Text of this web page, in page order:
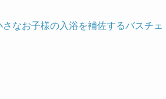
なお子様の入浴を補佐するバスチェ